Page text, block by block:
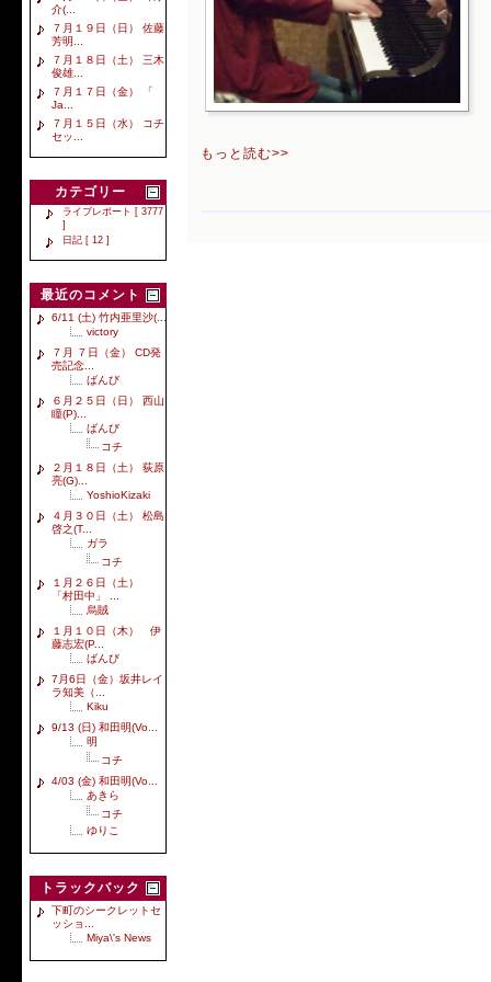
介(...
７月１９日（日） 佐藤
芳明...
７月１８日（土） 三木
俊雄...
７月１７日（金） 「
Ja...
７月１５日（水） コチ
セッ...
カテゴリー
ライブレポート [ 3777
]
日記 [ 12 ]
最近のコメント
6/11 (土) 竹内亜里沙(...
victory
７月 ７日（金） CD発
売記念...
ばんび
６月２５日（日） 西山
瞳(P)...
ばんび
コチ
２月１８日（土） 荻原
亮(G)...
YoshioKizaki
４月３０日（土） 松島
啓之(T...
ガラ
コチ
１月２６日（土）
「村田中」 ...
烏賊
１月１０日（木） 伊
藤志宏(P...
ばんび
7月6日（金）坂井レイ
ラ知美（...
Kiku
9/13 (日) 和田明(Vo...
明
コチ
4/03 (金) 和田明(Vo...
あきら
コチ
ゆりこ
トラックバック
下町のシークレットセ
ッショ...
Miya\'s News
もっと読む>>